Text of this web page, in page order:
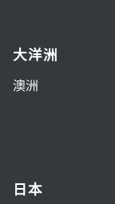
大洋洲
澳洲
日本